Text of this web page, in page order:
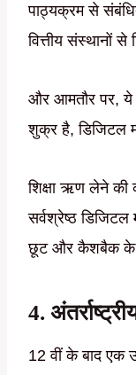
पाठ्यक्रम से
वित्तीय संस्थानों
और आमतौर पर, ये
शुक्र है, डिजिटल
शिक्षा ऋण लेने
सर्वश्रेष्ठ डिजिटल
छूट और कैशबैक के
4.
12 वीं के बाद एक